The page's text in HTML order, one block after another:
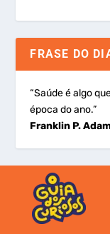
FRASE DO
“Saúde é algo
época do ano.”
Franklin P.